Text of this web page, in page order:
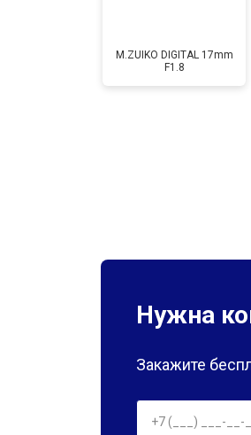
M.ZUIKO DIGITAL 17mm
F1.8
Нужна
Закажите